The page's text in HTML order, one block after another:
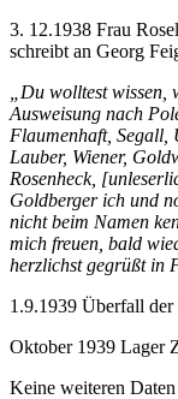
3. 12.1938 Frau
schreibt an Georg
„Du wolltest
Ausweisung nach
Flaumenhaft, Segall,
Lauber, Wiener,
Rosenheck,
Goldberger ich und
nicht beim Namen
mich freuen, bald
herzlichst gegrüßt in
1.9.1939 Überfall der
Oktober 1939 Lager
Keine weiteren